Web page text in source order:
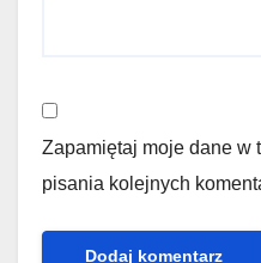
Zapamiętaj moje dane w
pisania kolejnych